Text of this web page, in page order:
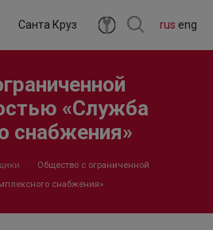
rus eng
Санта Круз
«Служба
снабжения»
Общество с ограниченной
снабжения»